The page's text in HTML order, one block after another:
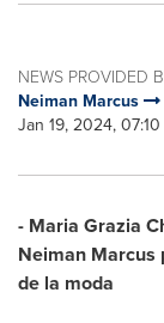
NEWS PROVIDED
Neiman Marcus
Jan 19, 2024, 07:10
- Maria Grazia
Neiman Marcus
de la moda